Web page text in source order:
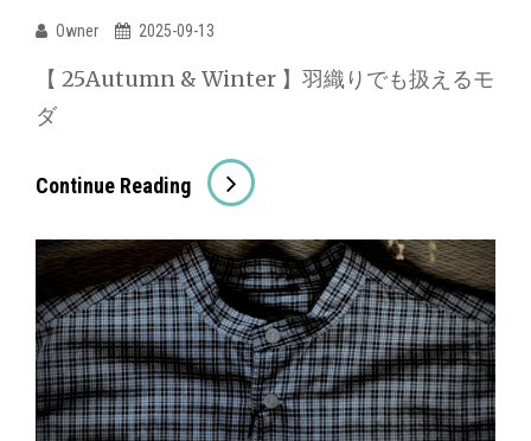
ュ
ェ
ク
フ
ァ
テ
ィ
ー
Owner 2025-09-13
【 25Autumn & Winter 】羽織りでも扱えるモ
ダ
Continue Reading
SPELLBOUND
/
ス
ペ
ル
バ
ウ